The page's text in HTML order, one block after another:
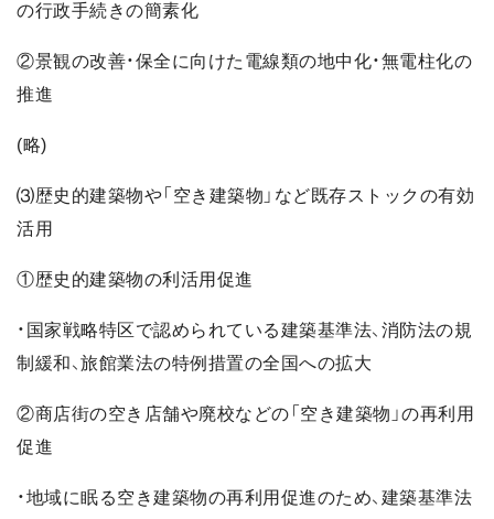
の行政手続きの簡素化
②景観の改善・保全に向けた電線類の地中化・無電柱化の
推進
(略)
⑶歴史的建築物や「空き建築物」など既存ストックの有効
活用
①歴史的建築物の利活用促進
・国家戦略特区で認められている建築基準法、消防法の規
制緩和、旅館業法の特例措置の全国への拡大
②商店街の空き店舗や廃校などの「空き建築物」の再利用
促進
・地域に眠る空き建築物の再利用促進のため、建築基準法